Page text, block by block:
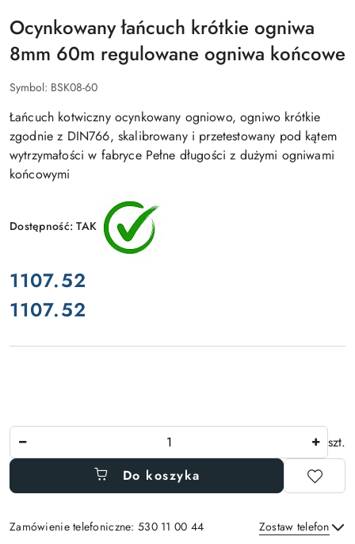
Ocynkowany łańcuch krótkie ogniwa
8mm 60m regulowane ogniwa końcowe
Symbol: BSK08-60
Łańcuch kotwiczny ocynkowany ogniowo, ogniwo krótkie
zgodnie z DIN766, skalibrowany i przetestowany pod kątem
wytrzymałości w fabryce Pełne długości z dużymi ogniwami
końcowymi
Dostępność:TAK
cena:
1107.52
Cena:
1107.52
szt.
Do koszyka
Zamówienie telefoniczne: 530 11 00 44 Zostaw telefon